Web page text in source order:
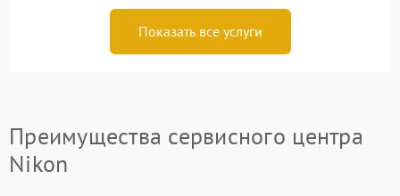
Показать все услуги
Преимущества сервисного центра
Nikon